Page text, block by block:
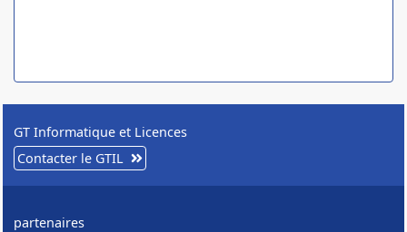
GT Informatique et Licences
Contacter le GTIL
partenaires